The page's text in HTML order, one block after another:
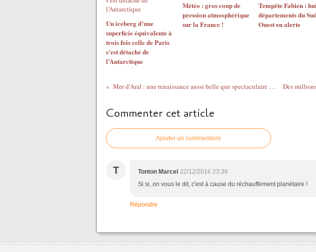
Un iceberg d’une
superficie équivalente à
trois fois celle de Paris
s’est détaché de
l’Antarctique
Météo : gros coup de
pression atmosphérique
sur la France !
Tempête Fabien :
départements du
Ouest en alerte
Mer d'Aral : une renaissance aussi belle que spectaculaire et inattendue !
Commenter cet article
Ajouter un commentaire
T Tonton Marcel 22/12/2016 23:36
Si si, on vous le dit, c'est à cause du réchauffement planétaire !
Répondre